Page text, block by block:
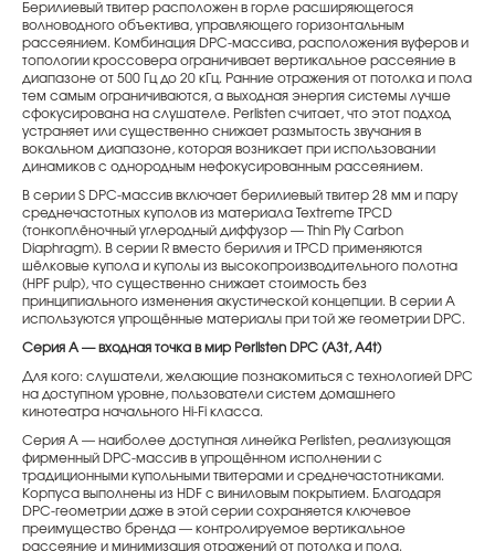
Берилиевый твитер расположен в горле расширяющегося
волноводного объектива, управляющего горизонтальным
рассеянием. Комбинация DPC-массива, расположения вуферов и
топологии кроссовера ограничивает вертикальное рассеяние в
диапазоне от 500 Гц до 20 кГц. Ранние отражения от потолка и пола
тем самым ограничиваются, а выходная энергия системы лучше
сфокусирована на слушателе. Perlisten считает, что этот подход
устраняет или существенно снижает размытость звучания в
вокальном диапазоне, которая возникает при использовании
динамиков с однородным нефокусированным рассеянием.
В серии S DPC-массив включает берилиевый твитер 28 мм и пару
среднечастотных куполов из материала Textreme TPCD
(тонкоплёночный углеродный диффузор — Thin Ply Carbon
Diaphragm). В серии R вместо берилия и TPCD применяются
шёлковые купола и куполы из высокопроизводительного полотна
(HPF pulp), что существенно снижает стоимость без
принципиального изменения акустической концепции. В серии A
используются упрощённые материалы при той же геометрии DPC.
Серия A — входная точка в мир Perlisten DPC (A3t, A4t)
Для кого: слушатели, желающие познакомиться с технологией DPC
на доступном уровне, пользователи систем домашнего
кинотеатра начального Hi-Fi класса.
Серия A — наиболее доступная линейка Perlisten, реализующая
фирменный DPC-массив в упрощённом исполнении с
традиционными купольными твитерами и среднечастотниками.
Корпуса выполнены из HDF с виниловым покрытием. Благодаря
DPC-геометрии даже в этой серии сохраняется ключевое
преимущество бренда — контролируемое вертикальное
рассеяние и минимизация отражений от потолка и пола.